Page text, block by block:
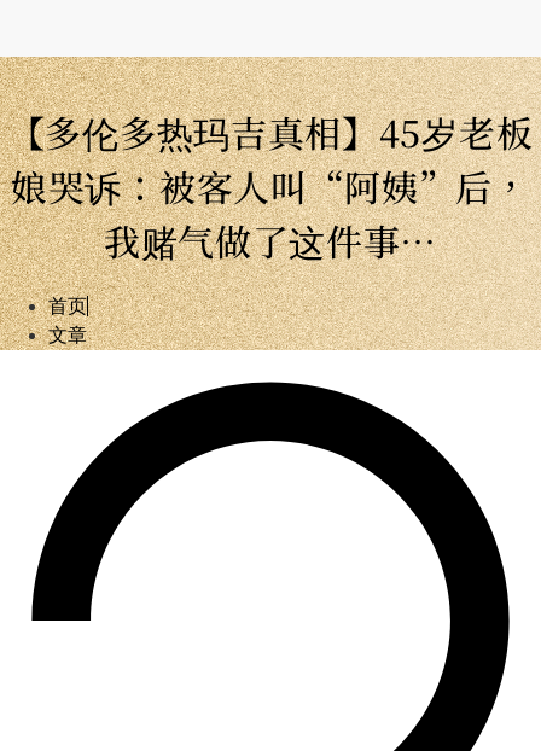
【多伦多热玛吉真相】45岁老板
娘哭诉：被客人叫“阿姨”后，
我赌气做了这件事…
首页
文章